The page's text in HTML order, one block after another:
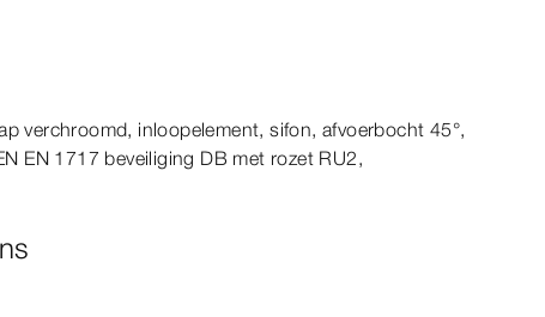
verchroomd, inloopelement, sifon, afvoerbocht 45°,
EN 1717 beveiliging DB met rozet RU2,